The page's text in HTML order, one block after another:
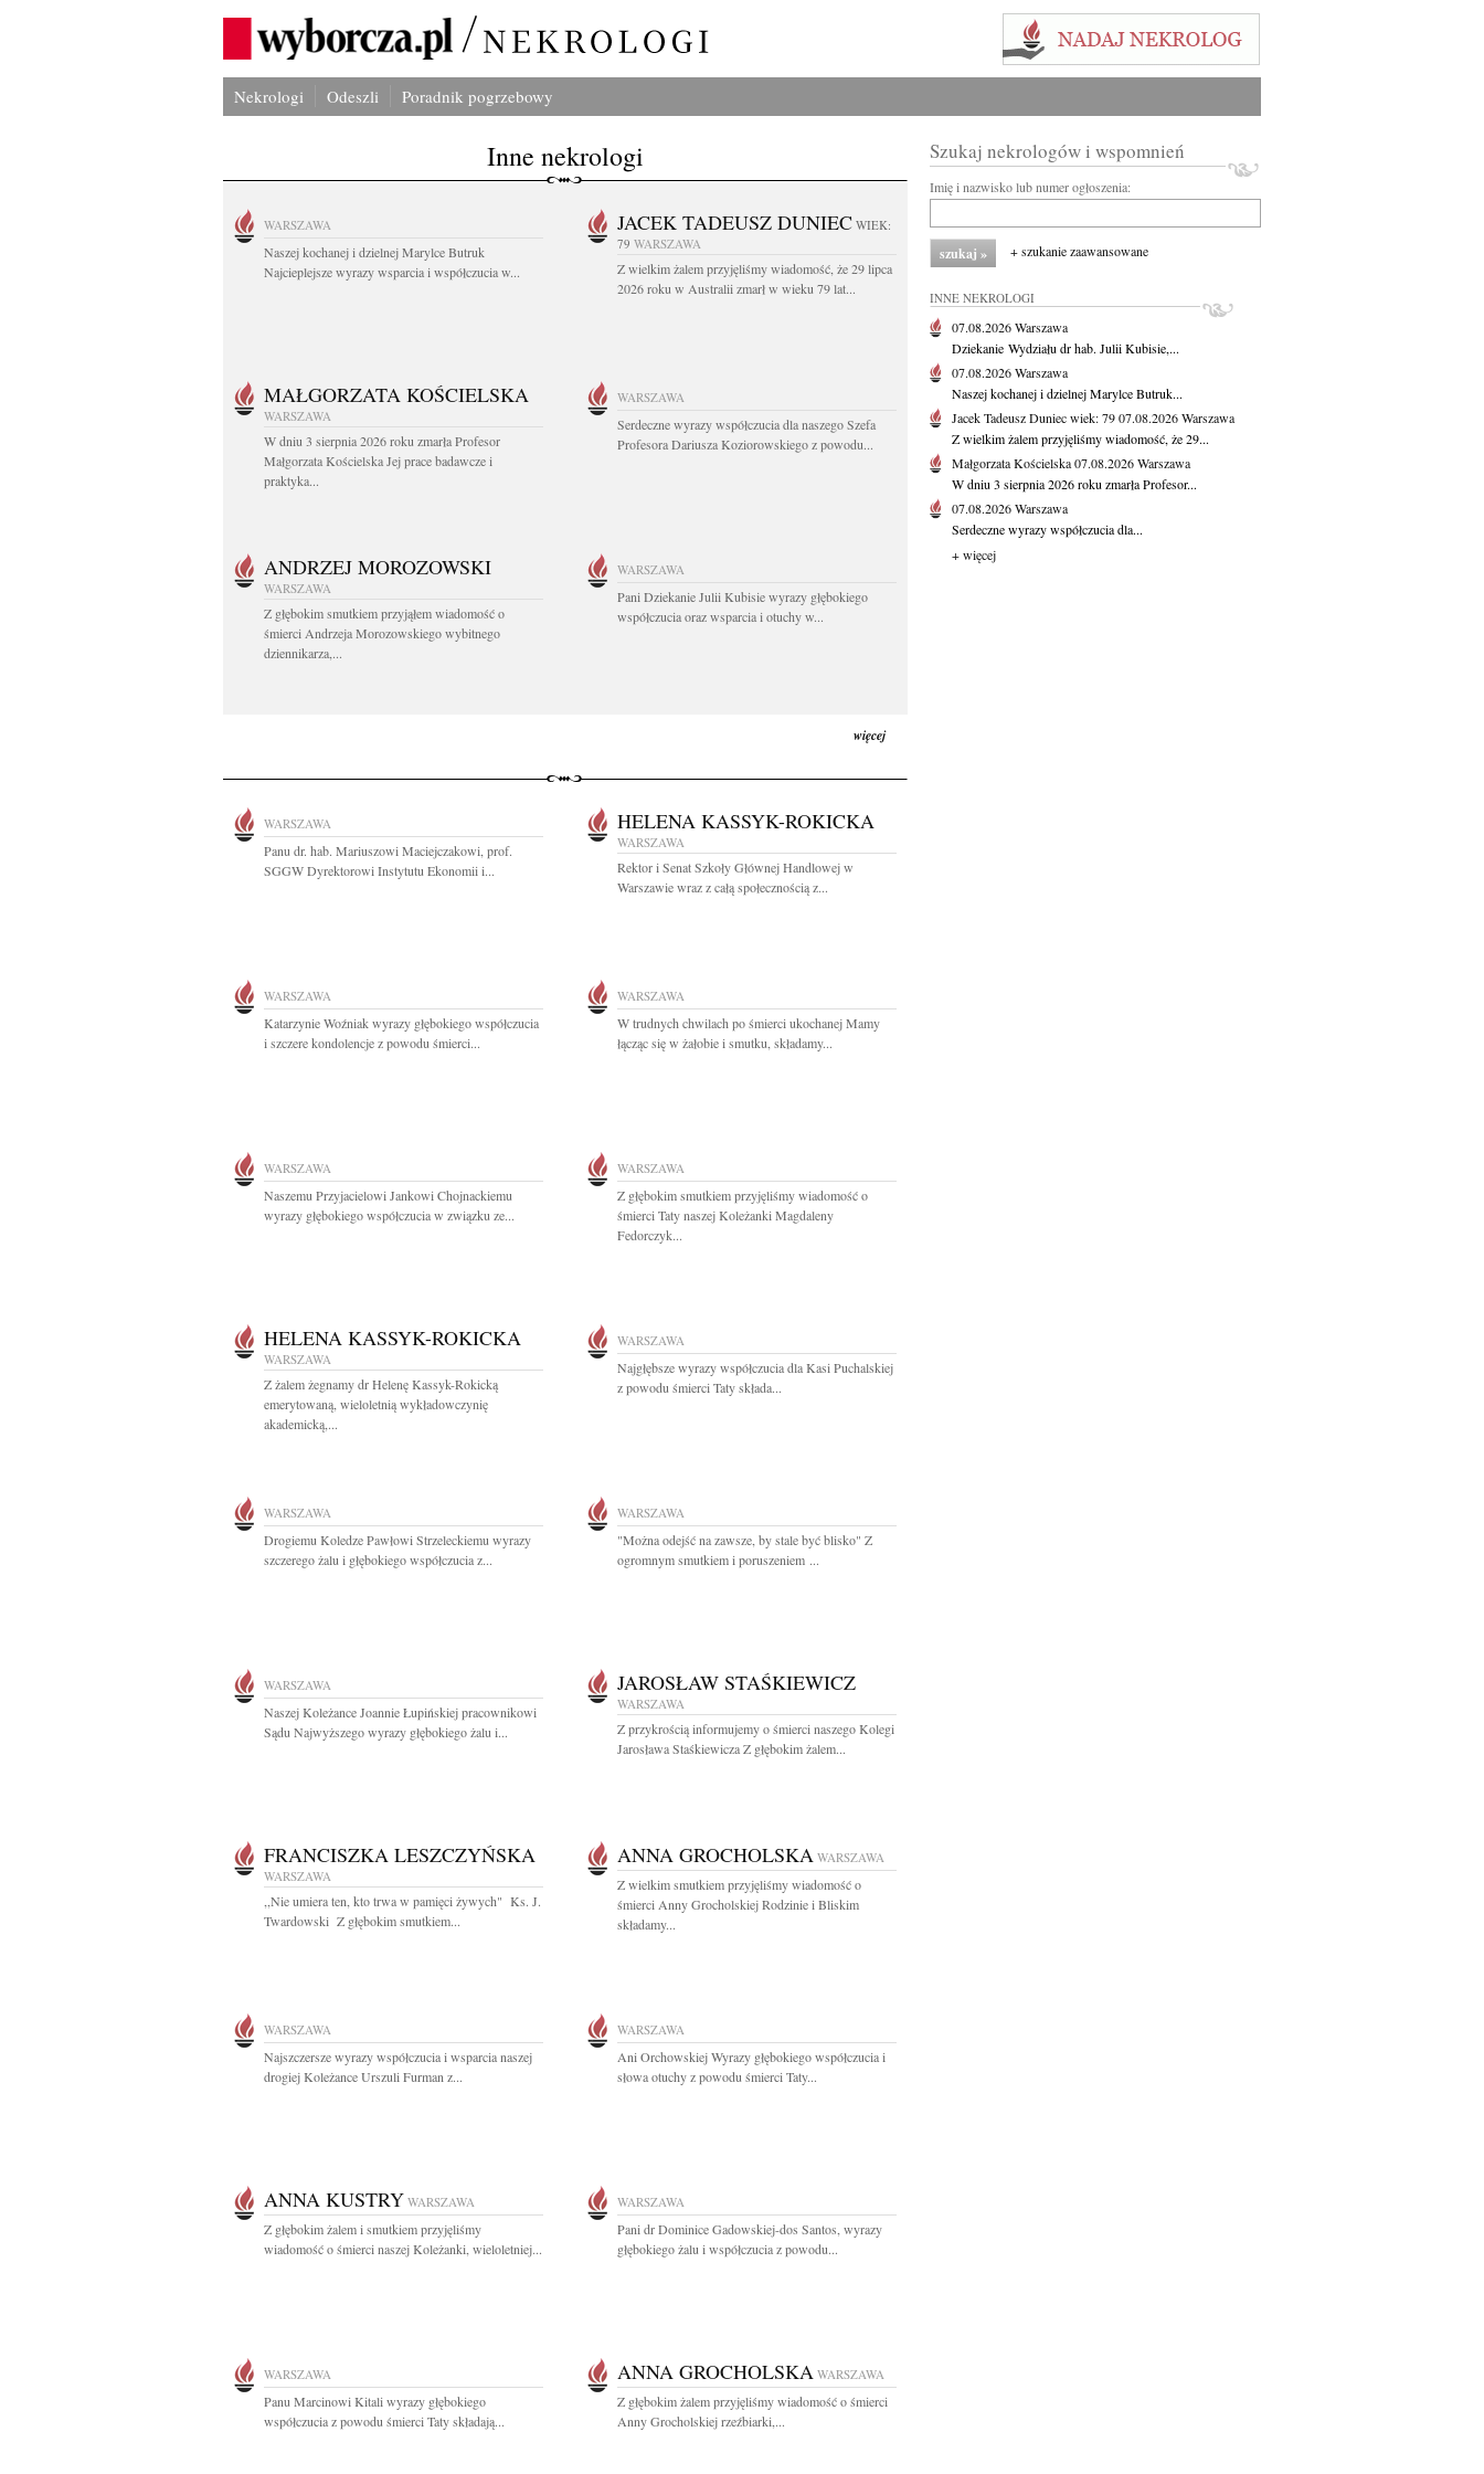
Nekrologi Odeszli Poradnik pogrzebowy
Inne nekrologi
WARSZAWA
Naszej kochanej i dzielnej Marylce Butruk
Najcieplejsze wyrazy wsparcia i współczucia w...
JACEK TADEUSZ DUNIEC WIEK:
79 WARSZAWA
Z wielkim żalem przyjęliśmy wiadomość, że 29 lipca
2026 roku w Australii zmarł w wieku 79 lat...
MAŁGORZATA KOŚCIELSKA
WARSZAWA
W dniu 3 sierpnia 2026 roku zmarła Profesor
Małgorzata Kościelska Jej prace badawcze i
praktyka...
WARSZAWA
Serdeczne wyrazy współczucia dla naszego Szefa
Profesora Dariusza Koziorowskiego z powodu...
ANDRZEJ MOROZOWSKI
WARSZAWA
Z głębokim smutkiem przyjąłem wiadomość o
śmierci Andrzeja Morozowskiego wybitnego
dziennikarza,...
WARSZAWA
Pani Dziekanie Julii Kubisie wyrazy głębokiego
współczucia oraz wsparcia i otuchy w...
więcej
WARSZAWA
Panu dr. hab. Mariuszowi Maciejczakowi, prof.
SGGW Dyrektorowi Instytutu Ekonomii i...
HELENA KASSYK-ROKICKA
WARSZAWA
Rektor i Senat Szkoły Głównej Handlowej w
Warszawie wraz z całą społecznością z...
WARSZAWA
Katarzynie Woźniak wyrazy głębokiego współczucia
i szczere kondolencje z powodu śmierci...
WARSZAWA
W trudnych chwilach po śmierci ukochanej Mamy
łącząc się w żałobie i smutku, składamy...
WARSZAWA
Naszemu Przyjacielowi Jankowi Chojnackiemu
wyrazy głębokiego współczucia w związku ze...
WARSZAWA
Z głębokim smutkiem przyjęliśmy wiadomość o
śmierci Taty naszej Koleżanki Magdaleny
Fedorczyk...
HELENA KASSYK-ROKICKA
WARSZAWA
Z żalem żegnamy dr Helenę Kassyk-Rokicką
emerytowaną, wieloletnią wykładowczynię
akademicką,...
WARSZAWA
Najgłębsze wyrazy współczucia dla Kasi Puchalskiej
z powodu śmierci Taty składa...
WARSZAWA
Drogiemu Koledze Pawłowi Strzeleckiemu wyrazy
szczerego żalu i głębokiego współczucia z...
WARSZAWA
"Można odejść na zawsze, by stale być blisko" Z
ogromnym smutkiem i poruszeniem ...
WARSZAWA
Naszej Koleżance Joannie Łupińskiej pracownikowi
Sądu Najwyższego wyrazy głębokiego żalu i...
JAROSŁAW STAŚKIEWICZ
WARSZAWA
Z przykrością informujemy o śmierci naszego Kolegi
Jarosława Staśkiewicza Z głębokim żalem...
FRANCISZKA LESZCZYŃSKA
WARSZAWA
,,Nie umiera ten, kto trwa w pamięci żywych" Ks. J.
Twardowski Z głębokim smutkiem...
ANNA GROCHOLSKA WARSZAWA
Z wielkim smutkiem przyjęliśmy wiadomość o
śmierci Anny Grocholskiej Rodzinie i Bliskim
składamy...
WARSZAWA
Najszczersze wyrazy współczucia i wsparcia naszej
drogiej Koleżance Urszuli Furman z...
WARSZAWA
Ani Orchowskiej Wyrazy głębokiego współczucia i
słowa otuchy z powodu śmierci Taty...
ANNA KUSTRY WARSZAWA
Z głębokim żalem i smutkiem przyjęliśmy
wiadomość o śmierci naszej Koleżanki, wieloletniej...
WARSZAWA
Pani dr Dominice Gadowskiej-dos Santos, wyrazy
głębokiego żalu i współczucia z powodu...
WARSZAWA
Panu Marcinowi Kitali wyrazy głębokiego
współczucia z powodu śmierci Taty składają...
ANNA GROCHOLSKA WARSZAWA
Z głębokim żalem przyjęliśmy wiadomość o śmierci
Anny Grocholskiej rzeźbiarki,...
Szukaj nekrologów i wspomnień
Imię i nazwisko lub numer ogłoszenia:
+ szukanie zaawansowane
INNE NEKROLOGI
07.08.2026Warszawa
Dziekanie Wydziału dr hab. Julii Kubisie,...
07.08.2026Warszawa
Naszej kochanej i dzielnej Marylce Butruk...
Jacek Tadeusz Duniecwiek: 7907.08.2026Warszawa
Z wielkim żalem przyjęliśmy wiadomość, że 29...
Małgorzata Kościelska07.08.2026Warszawa
W dniu 3 sierpnia 2026 roku zmarła Profesor...
07.08.2026Warszawa
Serdeczne wyrazy współczucia dla...
+ więcej